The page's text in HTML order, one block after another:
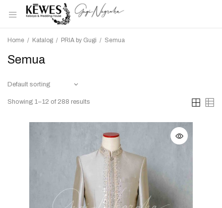
Home / Katalog / PRIA by Gugi / Semua
Semua
Showing 1–12 of 288 results